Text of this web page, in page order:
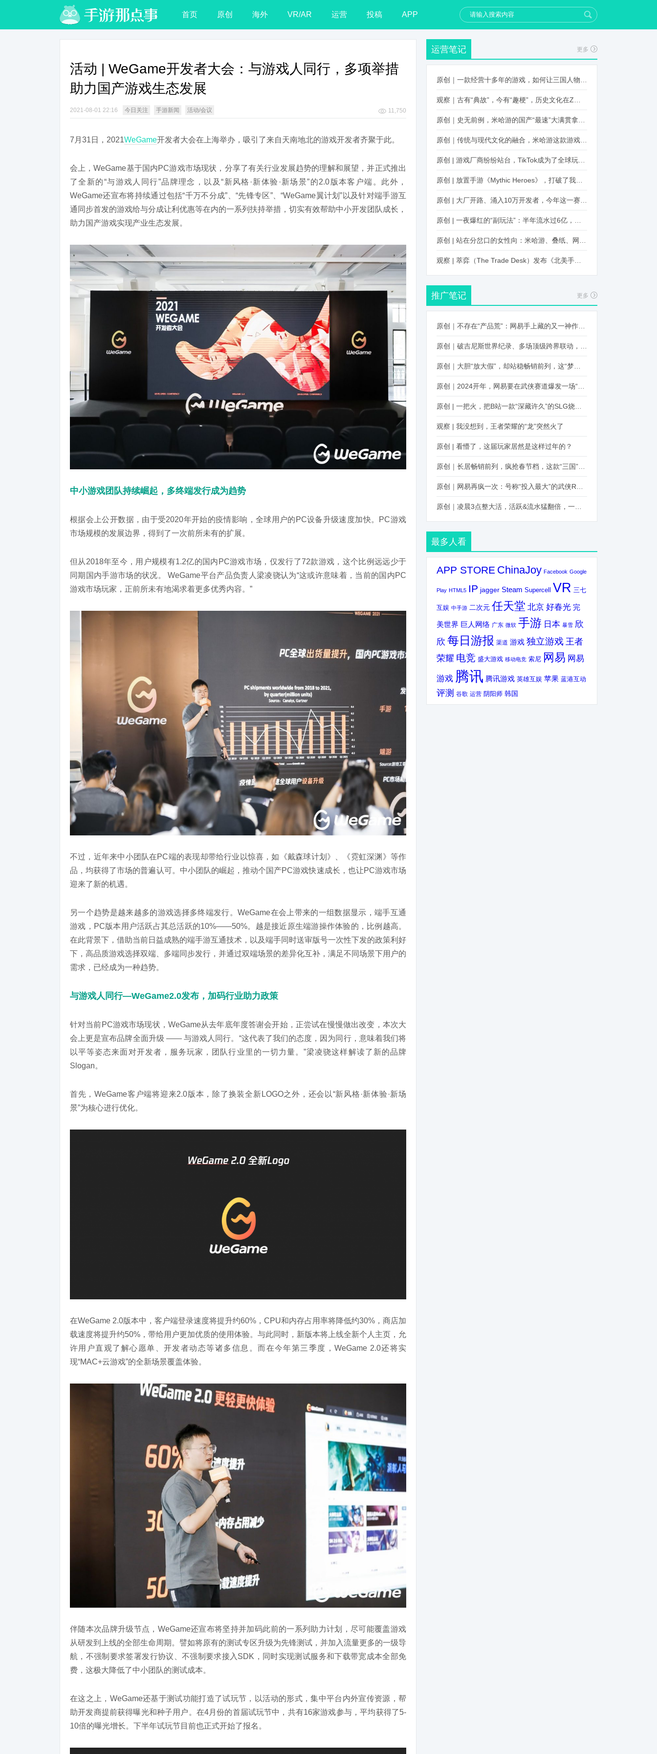
首页 原创 海外 VR/AR 运营 投稿 APP
活动 | WeGame开发者大会：与游戏人同行，多项举措
助力国产游戏生态发展
2021-08-01 22:16 今日关注 手游新闻 活动/会议 11,750
7月31日，2021WeGame开发者大会在上海举办，吸引了来自天南地北的游戏开发者齐聚于此。
会上，WeGame基于国内PC游戏市场现状，分享了有关行业发展趋势的理解和展望，并正式推出
了全新的“与游戏人同行”品牌理念，以及“新风格·新体验·新场景”的2.0版本客户端。此外，
WeGame还宣布将持续通过包括“千万不分成”、“先锋专区”、“WeGame翼计划”以及针对端手游互
通同步首发的游戏给与分成让利优惠等在内的一系列扶持举措，切实有效帮助中小开发团队成长，
助力国产游戏实现产业生态发展。
中小游戏团队持续崛起，多终端发行成为趋势
根据会上公开数据，由于受2020年开始的疫情影响，全球用户的PC设备升级速度加快。PC游戏
市场规模的发展边界，得到了一次前所未有的扩展。
但从2018年至今，用户规模有1.2亿的国内PC游戏市场，仅发行了72款游戏，这个比例远远少于
同期国内手游市场的状况。 WeGame平台产品负责人梁凌骁认为“这或许意味着，当前的国内PC
游戏市场玩家，正前所未有地渴求着更多优秀内容。”
不过，近年来中小团队在PC端的表现却带给行业以惊喜，如《戴森球计划》、《霓虹深渊》等作
品，均获得了市场的普遍认可。中小团队的崛起，推动个国产PC游戏快速成长，也让PC游戏市场
迎来了新的机遇。
另一个趋势是越来越多的游戏选择多终端发行。WeGame在会上带来的一组数据显示，端手互通
游戏，PC版本用户活跃占其总活跃的10%——50%。越是接近原生端游操作体验的，比例越高。
在此背景下，借助当前日益成熟的端手游互通技术，以及端手同时送审版号一次性下发的政策利好
下，高品质游戏选择双端、多端同步发行，并通过双端场景的差异化互补，满足不同场景下用户的
需求，已经成为一种趋势。
与游戏人同行—WeGame2.0发布，加码行业助力政策
针对当前PC游戏市场现状，WeGame从去年底年度答谢会开始，正尝试在慢慢做出改变，本次大
会上更是宣布品牌全面升级 —— 与游戏人同行。“这代表了我们的态度，因为同行，意味着我们将
以平等姿态来面对开发者，服务玩家，团队行业里的一切力量。”梁凌骁这样解读了新的品牌
Slogan。
首先，WeGame客户端将迎来2.0版本，除了换装全新LOGO之外，还会以“新风格·新体验·新场
景”为核心进行优化。
在WeGame 2.0版本中，客户端登录速度将提升约60%，CPU和内存占用率将降低约30%，商店加
载速度将提升约50%，带给用户更加优质的使用体验。与此同时，新版本将上线全新个人主页，允
许用户直观了解心愿单、开发者动态等诸多信息。而在今年第三季度，WeGame 2.0还将实
现“MAC+云游戏”的全新场景覆盖体验。
伴随本次品牌升级节点，WeGame还宣布将坚持并加码此前的一系列助力计划，尽可能覆盖游戏
从研发到上线的全部生命周期。譬如将原有的测试专区升级为先锋测试，并加入流量更多的一级导
航，不强制要求签署发行协议、不强制要求接入SDK，同时实现测试服务和下载带宽成本全部免
费，这极大降低了中小团队的测试成本。
在这之上，WeGame还基于测试功能打造了试玩节，以活动的形式，集中平台内外宣传资源，帮
助开发商提前获得曝光和种子用户。在4月份的首届试玩节中，共有16家游戏参与，平均获得了5-
10倍的曝光增长。下半年试玩节目前也正式开始了报名。
运营笔记 更多
推广笔记 更多
观察 | 我没想到，王者荣耀的“龙”突然火了
原创 | 看懵了，这届玩家居然是这样过年的？
最多人看
APP STORE ChinaJoy Facebook Google
Play HTML5 IP jagger Steam Supercell VR 三七
互娱 中手游 二次元 任天堂 北京 好春光 完
美世界 巨人网络 广东 微软 手游 日本 暴雪 欣
欣 每日游报 渠道 游戏 独立游戏 王者
荣耀 电竞 盛大游戏 移动电竞 索尼 网易 网易
游戏 腾讯 腾讯游戏 英雄互娱 苹果 蓝港互动
评测 谷歌 运营 阴阳师 韩国